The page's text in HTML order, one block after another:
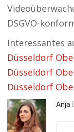
DSGVO-
Interessantes
Düsseldorf
Düsseldorf
Düsseldorf
Anja